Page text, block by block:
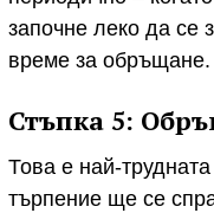
започне леко да се
време за обръщане.
Стъпка 5:
Това е най-
търпение ще се